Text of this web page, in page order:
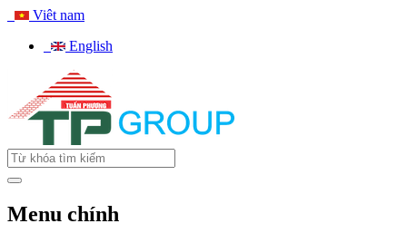
Viêt nam
English
Menu chính